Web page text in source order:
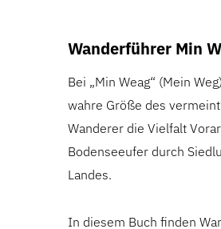
Wanderführer Min
Bei „Min Weag“ (Mein
wahre Größe des
Wanderer die Vielfalt
Bodenseeufer durch
Landes.
In diesem Buch finden